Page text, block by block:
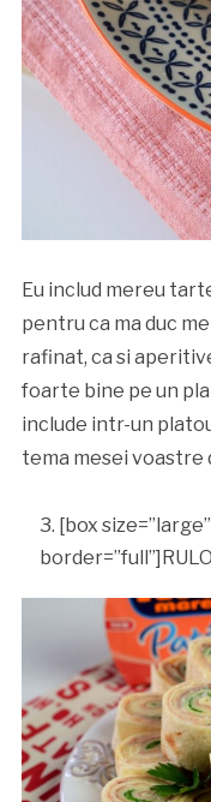
Eu includ mereu
pentru ca ma duc
rafinat, ca si
foarte bine pe un
include intr-un
tema mesei voastre
[box